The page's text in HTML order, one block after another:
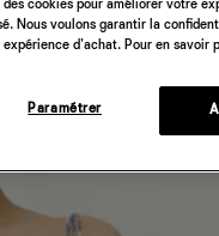
cookies pour améliorer votre
Nous voulons garantir la
d'achat. Pour en savoir
Paramétrer